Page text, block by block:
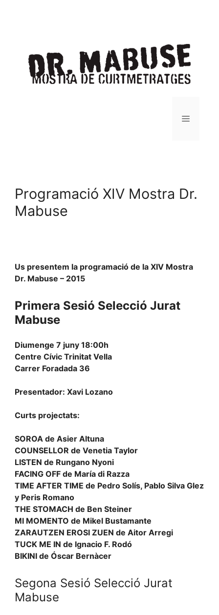
contingut
Menú
Programació XIV Mostra Dr.
Mabuse
Us presentem la programació de la XIV Mostra
Dr. Mabuse – 2015
Primera Sesió Selecció Jurat
Mabuse
Diumenge 7 juny 18:00h
Centre Cívic Trinitat Vella
Carrer Foradada 36
Presentador: Xavi Lozano
Curts projectats:
SOROA de Asier Altuna
COUNSELLOR de Venetia Taylor
LISTEN de Rungano Nyoni
FACING OFF de María di Razza
TIME AFTER TIME de Pedro Solís, Pablo Silva Glez
y Peris Romano
THE STOMACH de Ben Steiner
MI MOMENTO de Mikel Bustamante
ZARAUTZEN EROSI ZUEN de Aitor Arregi
TUCK ME IN de Ignacio F. Rodó
BIKINI de Óscar Bernàcer
Segona Sesió Selecció Jurat
Mabuse